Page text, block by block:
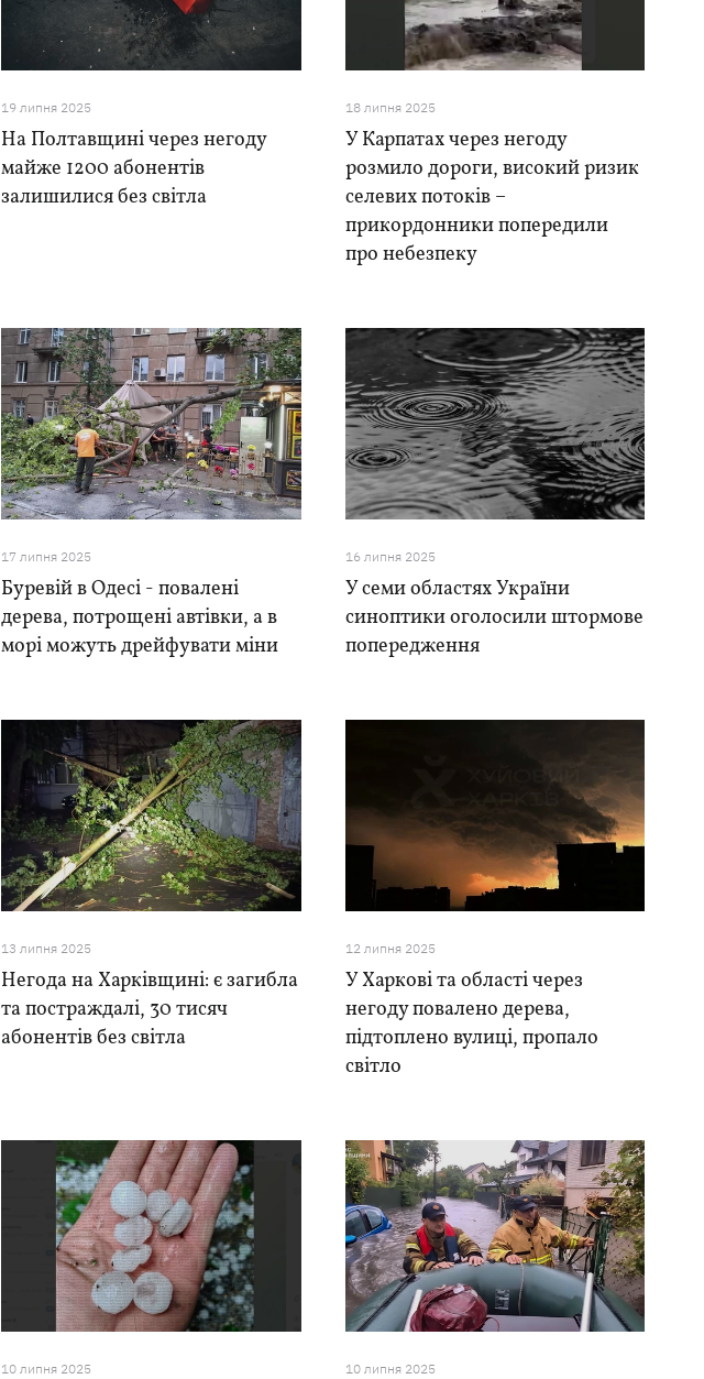
19 липня 2025
На Полтавщині через негоду
майже 1200 абонентів
залишилися без світла
18 липня 2025
У Карпатах через негоду
розмило дороги, високий ризик
селевих потоків –
прикордонники попередили
про небезпеку
17 липня 2025
Буревій в Одесі - повалені
дерева, потрощені автівки, а в
морі можуть дрейфувати міни
16 липня 2025
У семи областях України
синоптики оголосили штормове
попередження
13 липня 2025
Негода на Харківщині: є загибла
та постраждалі, 30 тисяч
абонентів без світла
12 липня 2025
У Харкові та області через
негоду повалено дерева,
підтоплено вулиці, пропало
світло
10 липня 2025 10 липня 2025